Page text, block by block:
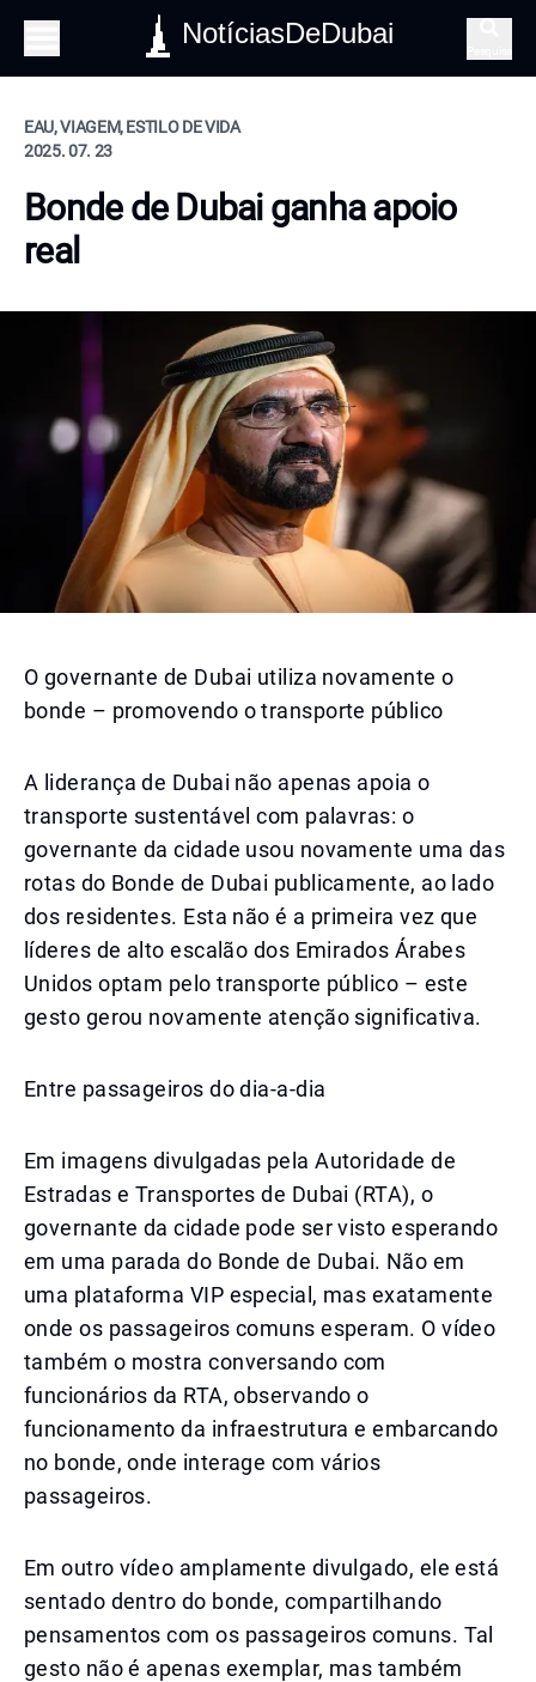
NotíciasDeDubai
EAU, VIAGEM, ESTILO DE VIDA
2025. 07. 23
Bonde de Dubai ganha apoio
real
O governante de Dubai utiliza novamente o
bonde – promovendo o transporte público
A liderança de Dubai não apenas apoia o
transporte sustentável com palavras: o
governante da cidade usou novamente uma das
rotas do Bonde de Dubai publicamente, ao lado
dos residentes. Esta não é a primeira vez que
líderes de alto escalão dos Emirados Árabes
Unidos optam pelo transporte público – este
gesto gerou novamente atenção significativa.
Entre passageiros do dia-a-dia
Em imagens divulgadas pela Autoridade de
Estradas e Transportes de Dubai (RTA), o
governante da cidade pode ser visto esperando
em uma parada do Bonde de Dubai. Não em
uma plataforma VIP especial, mas exatamente
onde os passageiros comuns esperam. O vídeo
também o mostra conversando com
funcionários da RTA, observando o
funcionamento da infraestrutura e embarcando
no bonde, onde interage com vários
passageiros.
Em outro vídeo amplamente divulgado, ele está
sentado dentro do bonde, compartilhando
pensamentos com os passageiros comuns. Tal
gesto não é apenas exemplar, mas também